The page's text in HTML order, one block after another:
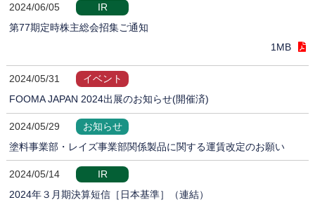
2024/06/05
IR
第77期定時株主総会招集ご通知
1MB
2024/05/31
イベント
FOOMA JAPAN 2024出展のお知らせ(開催済)
2024/05/29
お知らせ
塗料事業部・レイズ事業部関係製品に関する運賃改定のお願い
2024/05/14
IR
2024年３月期決算短信［日本基準］（連結）